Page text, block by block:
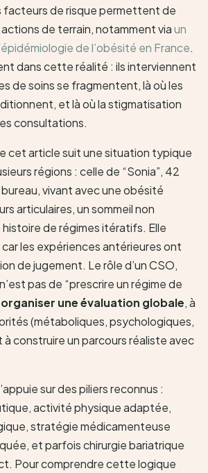
facteurs de risque permettent de
de terrain, notamment viaun
de l’obésité en France.
dans cette réalité : ils interviennent
de soins se fragmentent, là où les
et là où la stigmatisation
consultations.
cet article suit une situation typique
régions : celle de “Sonia”, 42
vivant avec une obésité
articulaires, un sommeil non
de régimes itératifs. Elle
les expériences antérieures ont
de jugement. Le rôle d’un CSO,
pas de “prescrire un régime de
organiser une évaluation globale, à
(métaboliques, psychologiques,
construire un parcours réaliste avec
sur des piliers reconnus :
activité physique adaptée,
stratégie médicamenteuse
et parfois chirurgie bariatrique
Pour comprendre cette logique